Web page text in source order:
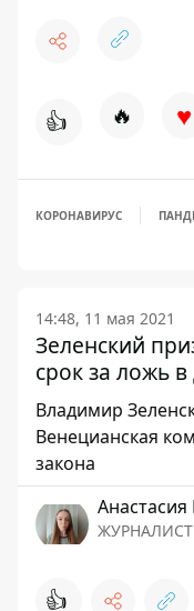
👍 🔥 ♥
КОРОНАВИРУС
14:48, 11 мая 2021
Зеленский
срок за ложь
Владимир
Венецианская
закона
Анастасия
ЖУРНАЛИСТ
👍